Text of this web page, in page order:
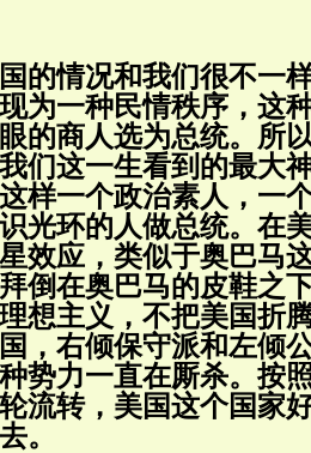
的情况和我们很不一
为一种民情秩序，这
的商人选为总统。所
们这一生看到的最大
样一个政治素人，一
光环的人做总统。在
效应，类似于奥巴马
倒在奥巴马的皮鞋之
想主义，不把美国折
，右倾保守派和左倾
势力一直在厮杀。按
流转，美国这个国家
。